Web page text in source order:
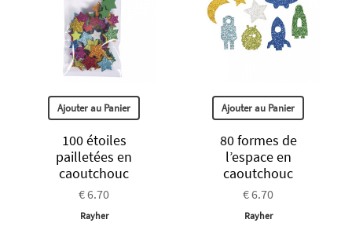
Ajouter au Panier
100 étoiles
pailletées en
caoutchouc
€ 6.70
Rayher
Ajouter au Panier
80 formes de
l’espace en
caoutchouc
€ 6.70
Rayher